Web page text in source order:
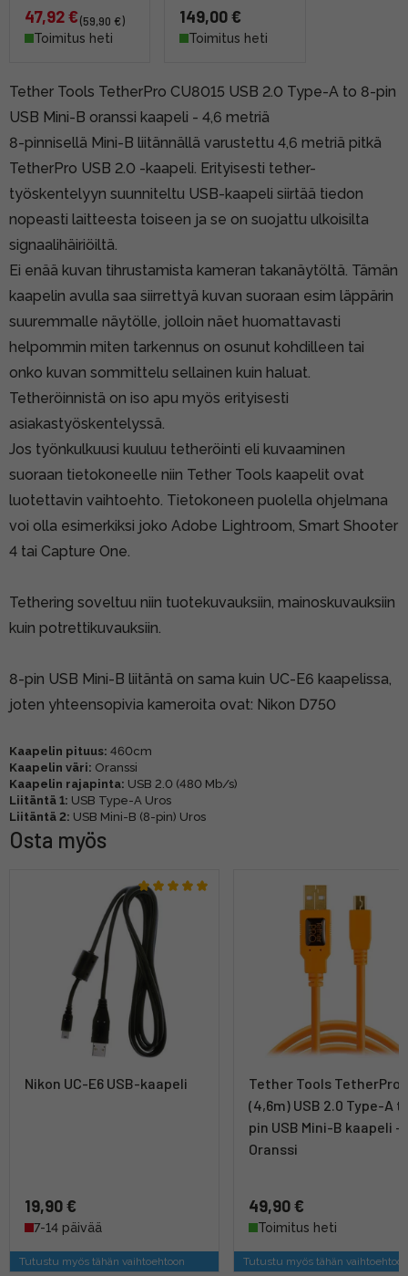
47,92 €(59,90 €)
Toimitus heti
149,00 €
Toimitus heti
Tether Tools TetherPro CU8015 USB 2.0 Type-A to 8-pin
USB Mini-B oranssi kaapeli - 4,6 metriä
8-pinnisellä Mini-B liitännällä varustettu 4,6 metriä pitkä
TetherPro USB 2.0 -kaapeli. Erityisesti tether-
työskentelyyn suunniteltu USB-kaapeli siirtää tiedon
nopeasti laitteesta toiseen ja se on suojattu ulkoisilta
signaalihäiriöiltä.
Ei enää kuvan tihrustamista kameran takanäytöltä. Tämän
kaapelin avulla saa siirrettyä kuvan suoraan esim läppärin
suuremmalle näytölle, jolloin näet huomattavasti
helpommin miten tarkennus on osunut kohdilleen tai
onko kuvan sommittelu sellainen kuin haluat.
Tetheröinnistä on iso apu myös erityisesti
asiakastyöskentelyssä.
Jos työnkulkuusi kuuluu tetheröinti eli kuvaaminen
suoraan tietokoneelle niin Tether Tools kaapelit ovat
luotettavin vaihtoehto. Tietokoneen puolella ohjelmana
voi olla esimerkiksi joko Adobe Lightroom, Smart Shooter
4 tai Capture One.
Tethering soveltuu niin tuotekuvauksiin, mainoskuvauksiin
kuin potrettikuvauksiin.
8-pin USB Mini-B liitäntä on sama kuin UC-E6 kaapelissa,
joten yhteensopivia kameroita ovat: Nikon D750
Kaapelin pituus: 460cm
Kaapelin väri: Oranssi
Kaapelin rajapinta: USB 2.0 (480 Mb/s)
Liitäntä 1: USB Type-A Uros
Liitäntä 2: USB Mini-B (8-pin) Uros
Osta myös
Nikon UC-E6 USB-kaapeli
19,90 €
7-14 päivää
Tutustu myös tähän vaihtoehtoon
Tether Tools TetherPro
(4,6m) USB 2.0 Type-A
pin USB Mini-B kaapeli -
Oranssi
49,90 €
Toimitus heti
Tutustu myös tähän